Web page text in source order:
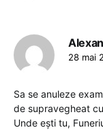
28 mai
Sa se anuleze
de supravegheat
Unde ești tu,